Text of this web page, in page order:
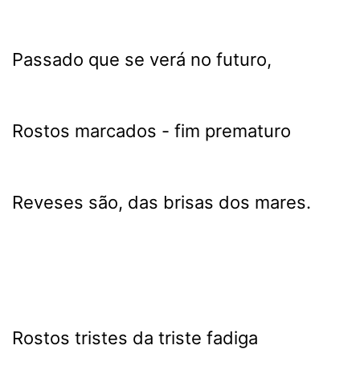
Passado que se verá no futuro,
Rostos marcados - fim prematuro
Reveses são, das brisas dos mares.
Rostos tristes da triste fadiga